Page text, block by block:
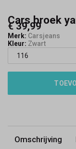
Cars broek
€ 39,99
Merk: Carsjeans
Kleur: Zwart
Omschrijving